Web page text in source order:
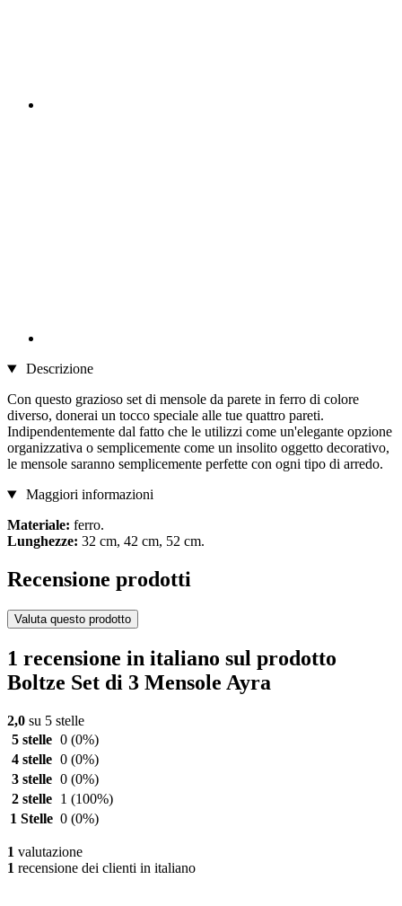
Descrizione
Con questo grazioso set di mensole da parete in ferro di colore
diverso, donerai un tocco speciale alle tue quattro pareti.
Indipendentemente dal fatto che le utilizzi come un'elegante opzione
organizzativa o semplicemente come un insolito oggetto decorativo,
le mensole saranno semplicemente perfette con ogni tipo di arredo.
Maggiori informazioni
Materiale: ferro.
Lunghezze: 32 cm, 42 cm, 52 cm.
Recensione prodotti
Valuta questo prodotto
1 recensione in italiano sul prodotto
Boltze Set di 3 Mensole Ayra
2,0 su 5 stelle
5 stelle 0 (0%)
4 stelle 0 (0%)
3 stelle 0 (0%)
2 stelle
1 (100%)
1 Stelle 0 (0%)
1 valutazione
1 recensione dei clienti in italiano